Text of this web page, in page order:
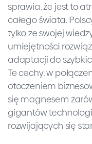
sprawia, że jest to
całego świata.
tylko ze swojej
umiejętności
adaptacji do
Te cechy, w
otoczeniem
się magnesem
gigantów
rozwijających się